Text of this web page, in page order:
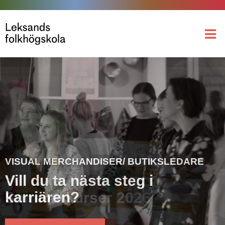
Sommarkurser 2026
VISUAL MERCHANDISER/ BUTIKSLEDARE
Vill du ta nästa steg i
karriären?